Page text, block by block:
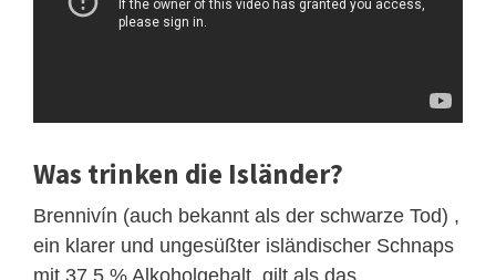
Was trinken die Isländer?
Brennivín (auch bekannt als der schwarze Tod) ,
ein klarer und ungesüßter isländischer Schnaps
mit 37,5 % Alkoholgehalt, gilt als das